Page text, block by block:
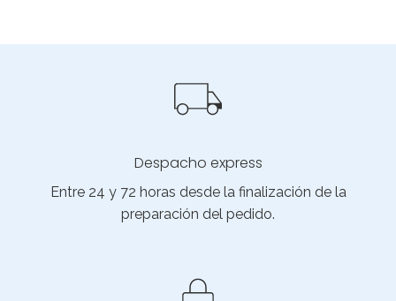
Despacho express
Entre 24 y 72 horas desde la finalización de la
preparación del pedido.